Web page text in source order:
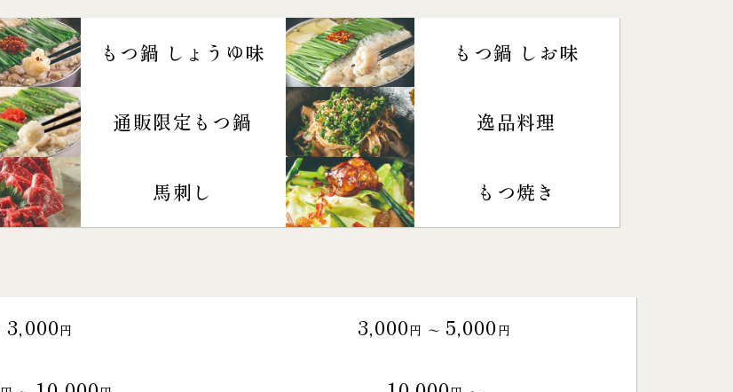
もつ鍋 しょうゆ味 もつ鍋 しお味
通販限定もつ鍋 逸品料理
馬刺し もつ焼き
3,000円 3,000円 〜 5,000円